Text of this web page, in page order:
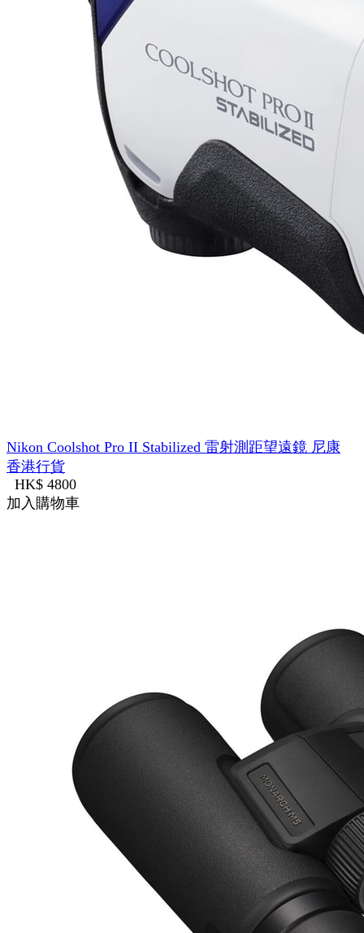
Nikon Coolshot Pro II Stabilized 雷射測距望遠鏡 尼康
香港行貨
HK$ 4800
加入購物車